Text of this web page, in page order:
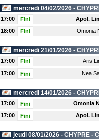
mercredi 04/02/2026 -
17:00 Fini Apol.
18:00
Fini Omonia
mercredi 21/01/2026 -
17:00 Fini Aris
17:00
Fini Nea
mercredi 14/01/2026 -
17:00 Fini Omonia
17:00
Fini Apol.
jeudi 08/01/2026 - CHYPRE -